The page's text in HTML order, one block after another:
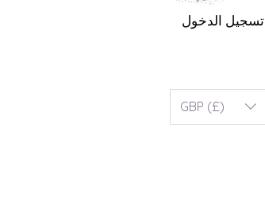
تسجيل الدخول
GBP (£)